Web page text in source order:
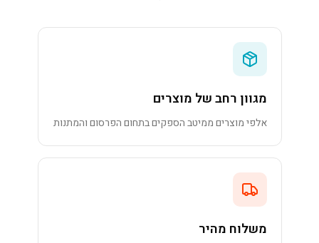
מגוון רחב של מוצרים
אלפי מוצרים ממיטב הספקים בתחום הפרסום והמתנות
משלוח מהיר